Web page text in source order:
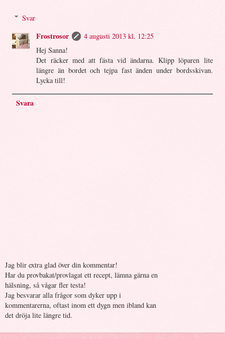
Svar
Frostrosor
4 augusti 2013 kl. 12:25
Hej Sanna!
Det räcker med att fästa vid ändarna. Klipp löparen lite
längre än bordet och tejpa fast änden under bordsskivan.
Lycka till!
Svara
Jag blir extra glad över din kommentar!
Har du provbakat/provlagat ett recept, lämna gärna en
hälsning, så vågar fler testa!
Jag besvarar alla frågor som dyker upp i
kommentarerna, oftast inom ett dygn men ibland kan
det dröja lite längre tid.